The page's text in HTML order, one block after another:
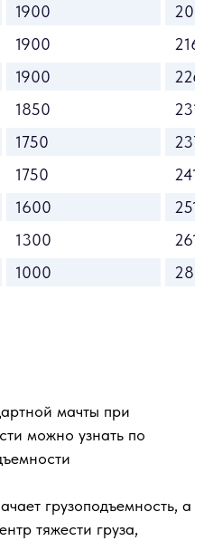
1900
2015
1900
2165
1900
2265
1850
2315
1750
2375
1750
2415
1600
2515
1300
2615
1000 2815
мачты при
можно узнать по
грузоподъемность, а
тяжести груза,